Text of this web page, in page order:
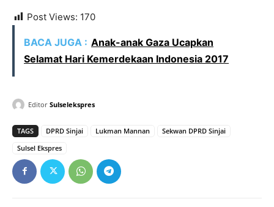
Post Views: 170
BACA JUGA : Anak-anak Gaza Ucapkan
Selamat Hari Kemerdekaan Indonesia 2017
Editor Sulselekspres
TAGS DPRD Sinjai Lukman Mannan
Sekwan DPRD Sinjai
Sulsel Ekspres